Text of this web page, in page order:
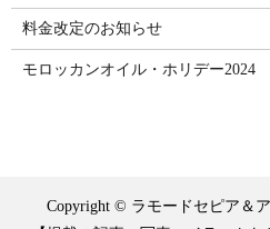
料金改定のお知らせ
モロッカンオイル・ホリデー2024
Copyright © ラモードセピア＆